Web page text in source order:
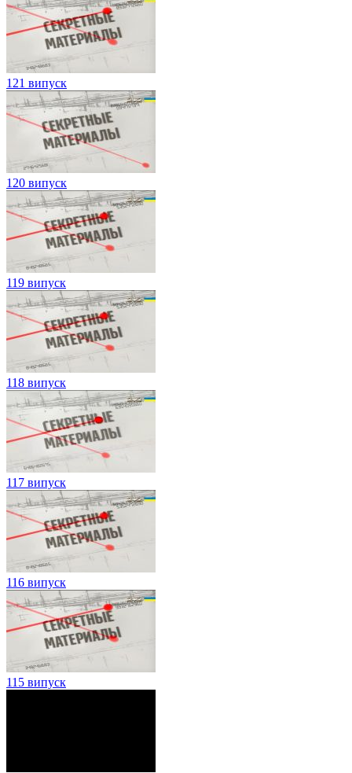
121 випуск
120 випуск
119 випуск
118 випуск
117 випуск
116 випуск
115 випуск